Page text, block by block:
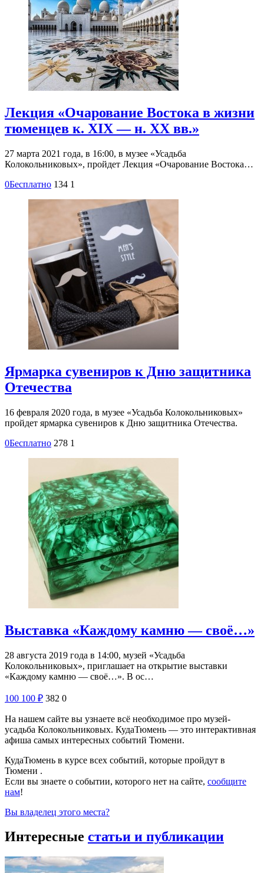
Лекция «Очарование Востока в жизни
тюменцев к. XIX — н. XX вв.»
27 марта 2021 года, в 16:00, в музее «Усадьба
Колокольниковых», пройдет Лекция «Очарование Востока…
0Бесплатно 134 1
Ярмарка сувениров к Дню защитника
Отечества
16 февраля 2020 года, в музее «Усадьба Колокольниковых»
пройдет ярмарка сувениров к Дню защитника Отечества.
0Бесплатно 278 1
Выставка «Каждому камню — своё…»
28 августа 2019 года в 14:00, музей «Усадьба
Колокольниковых», приглашает на открытие выставки
«Каждому камню — своё…». В ос…
100 100 ₽ 382 0
На нашем сайте вы узнаете всё необходимое про музей-
усадьба Колокольниковых. КудаТюмень — это интерактивная
афиша самых интересных событий Тюмени.
КудаТюмень в курсе всех событий, которые пройдут в
Тюмени .
Если вы знаете о событии, которого нет на сайте, сообщите
нам!
Вы владелец этого места?
Интересные статьи и публикации